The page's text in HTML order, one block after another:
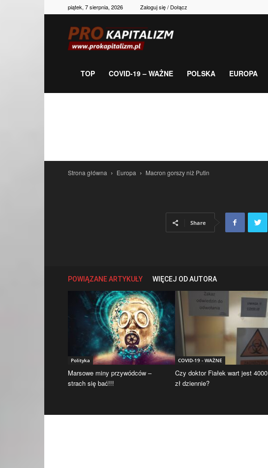
piątek, 7 sierpnia, 2026 Zaloguj się / Dołącz
gospodarka,
TOP COVID-19 – WAŻNE POLSKA EUROPA
Strona główna Europa Macron gorszy niż Putin
Share
POWIĄZANE ARTYKUŁY WIĘCEJ OD AUTORA
Polityka
Marsowe miny przywódców –
strach się bać!!!
COVID-19 - WAŻNE
Czy doktor Fiałek wart jest 4000
zł dziennie?